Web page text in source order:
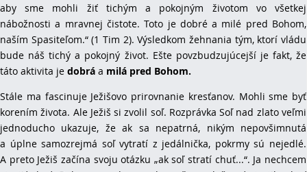
aby sme mohli žiť tichým a pokojným životom vo všetkej
nábožnosti a mravnej čistote. Toto je dobré a milé pred Bohom,
naším Spasiteľom.“ (1 Tim 2). Výsledkom žehnania tým, ktorí vládu
bude náš tichý a pokojný život. Ešte povzbudzujúcejší je fakt, že
táto aktivita je dobrá a milá pred Bohom.
Stále ma fascinuje Ježišovo prirovnanie kresťanov. Mohli sme byť
korením života. Ale Ježiš si zvolil soľ. Rozprávka Soľ nad zlato veľmi
jednoducho ukazuje, že ak sa nepatrná, nikým nepovšimnutá
a úplne samozrejmá soľ vytratí z jedálnička, pokrmy sú nejedlé.
A preto Ježiš začína svoju otázku „ak soľ stratí chuť...“. Ja nechcem